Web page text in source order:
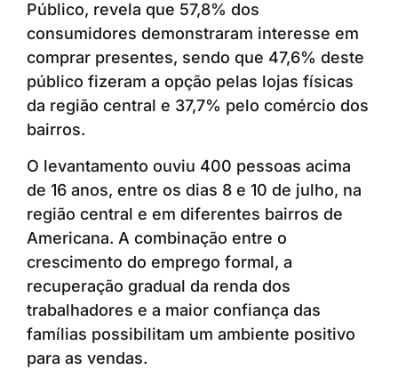
Público, revela que 57,8% dos
consumidores demonstraram interesse em
comprar presentes, sendo que 47,6% deste
público fizeram a opção pelas lojas físicas
da região central e 37,7% pelo comércio dos
bairros.
O levantamento ouviu 400 pessoas acima
de 16 anos, entre os dias 8 e 10 de julho, na
região central e em diferentes bairros de
Americana. A combinação entre o
crescimento do emprego formal, a
recuperação gradual da renda dos
trabalhadores e a maior confiança das
famílias possibilitam um ambiente positivo
para as vendas.